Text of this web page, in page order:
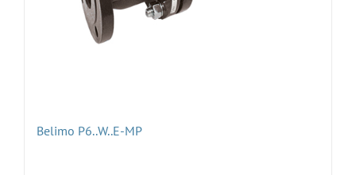
Belimo P6..W..E-MP